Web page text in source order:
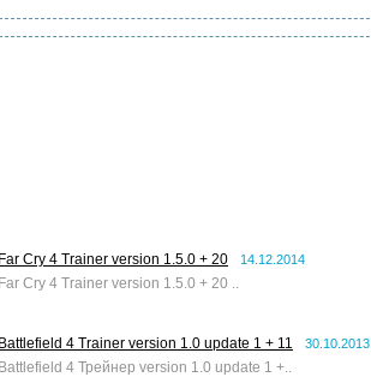
Far Cry 4 Trainer version 1.5.0 + 20 14.12.2014
Far Cry 4 Trainer version 1.5.0 + 20 ..
Battlefield 4 Trainer version 1.0 update 1 + 11 30.10.2013
Battlefield 4 Трейнер version 1.0 update 1 +..